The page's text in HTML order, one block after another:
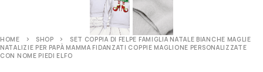
HOME SHOP
SET COPPIA DI FELPE FAMIGLIA NATALE BIANCHE MAGLIE
NATALIZIE PER PAPÀ MAMMA FIDANZATI COPPIE MAGLIONE PERSONALIZZATE
CON NOME PIEDI ELFO